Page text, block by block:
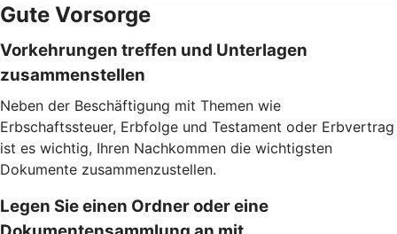
Gute Vorsorge
Vorkehrungen treffen und Unterlagen
zusammenstellen
Neben der Beschäftigung mit Themen wie
Erbschaftssteuer, Erbfolge und Testament oder Erbvertrag
ist es wichtig, Ihren Nachkommen die wichtigsten
Dokumente zusammenzustellen.
Legen Sie einen Ordner oder eine